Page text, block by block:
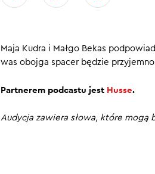
Maja Kudra i Małgo Bekas
was obojga spacer będzie
Partnerem podcastu jest Husse.
Audycja zawiera słowa, które